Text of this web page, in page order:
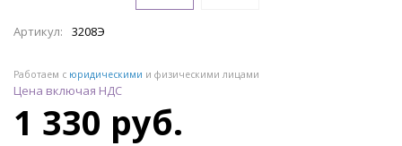
Артикул: 3208Э
Работаем с юридическими и физическими лицами
Цена включая НДС
1 330 руб.